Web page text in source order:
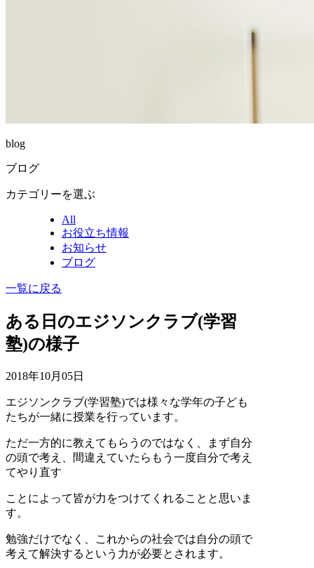
blog
ブログ
カテゴリーを選ぶ
All
お役立ち情報
お知らせ
ブログ
一覧に戻る
ある日のエジソンクラブ(学習
塾)の様子
2018年10月05日
エジソンクラブ(学習塾)では様々な学年の子ども
たちが一緒に授業を行っています。
ただ一方的に教えてもらうのではなく、まず自分
の頭で考え、間違えていたらもう一度自分で考え
てやり直す
ことによって皆が力をつけてくれることと思いま
す。
勉強だけでなく、これからの社会では自分の頭で
考えて解決するという力が必要とされます。